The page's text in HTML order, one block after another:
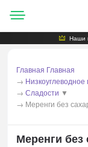
Наши
Главная Главная
→ Низкоуглеводное
→ Сладости ▼
→ Меренги без
Меренги без